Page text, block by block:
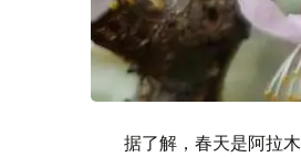
据了解，春天是阿拉